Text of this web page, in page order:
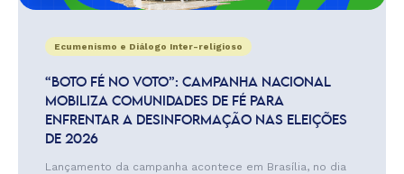
Ecumenismo e Diálogo Inter-religioso
“BOTO FÉ NO VOTO”: CAMPANHA NACIONAL
MOBILIZA COMUNIDADES DE FÉ PARA
ENFRENTAR A DESINFORMAÇÃO NAS ELEIÇÕES
DE 2026
Lançamento da campanha acontece em Brasília, no dia